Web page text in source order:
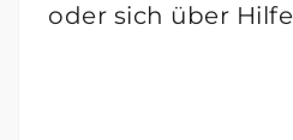
oder sich über